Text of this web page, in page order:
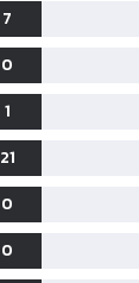
7
0
1
21
0
0